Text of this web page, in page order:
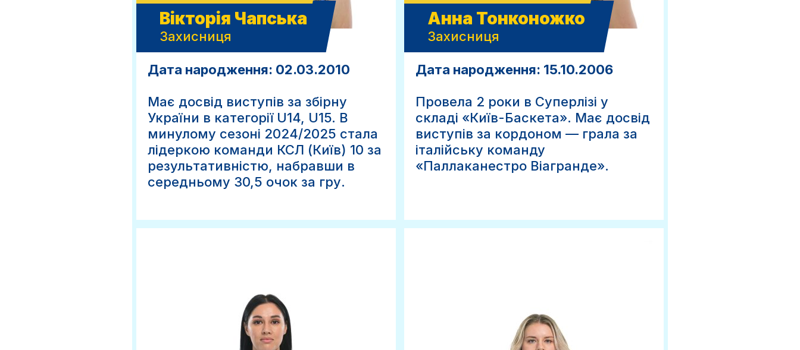
Вікторія Чапська
Захисниця
Дата народження: 02.03.2010
Має досвід виступів за збірну
України в категорії U14, U15. В
минулому сезоні 2024/2025 стала
лідеркою команди КСЛ (Київ) 10 за
результативністю, набравши в
середньому 30,5 очок за гру.
Анна Тонконожко
Захисниця
Дата народження: 15.10.2006
Провела 2 роки в Суперлізі у
складі «Київ-Баскета». Має досвід
виступів за кордоном — грала за
італійську команду
«Паллаканестро Віагранде».